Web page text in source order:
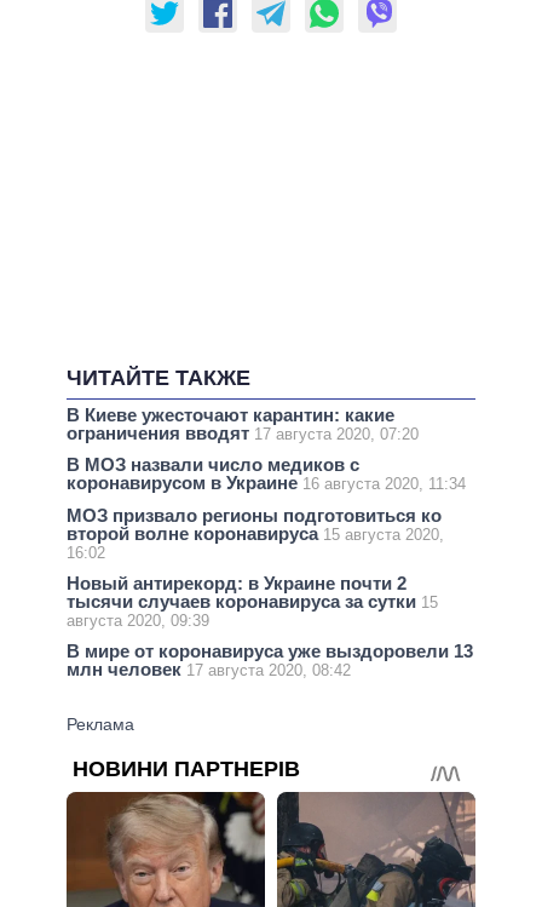
ЧИТАЙТЕ ТАКЖЕ
В Киеве ужесточают карантин: какие
ограничения вводят 17 августа 2020, 07:20
В МОЗ назвали число медиков с
коронавирусом в Украине 16 августа 2020, 11:34
МОЗ призвало регионы подготовиться ко
второй волне коронавируса 15 августа 2020,
16:02
Новый антирекорд: в Украине почти 2
тысячи случаев коронавируса за сутки 15
августа 2020, 09:39
В мире от коронавируса уже выздоровели 13
млн человек 17 августа 2020, 08:42